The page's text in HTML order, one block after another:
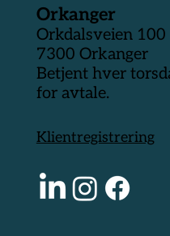
Orkanger
Orkdalsveien 100
7300 Orkanger
Betjent hver
for avtale.
Klientregistrering